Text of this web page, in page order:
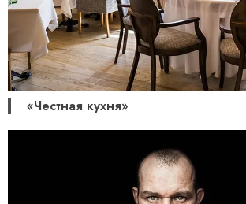
«Честная кухня»